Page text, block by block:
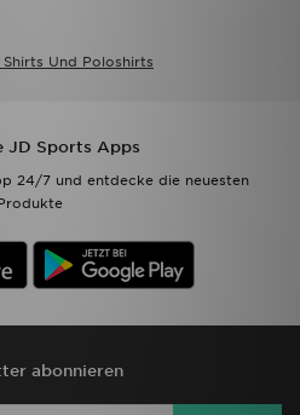
Shirts Und Poloshirts
JD Sports Apps
24/7 und entdecke die neuesten
abonnieren